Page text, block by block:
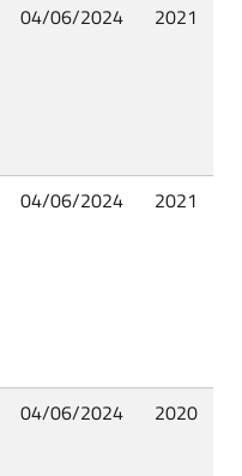
04/06/2024 2021
04/06/2024 2021
04/06/2024 2020